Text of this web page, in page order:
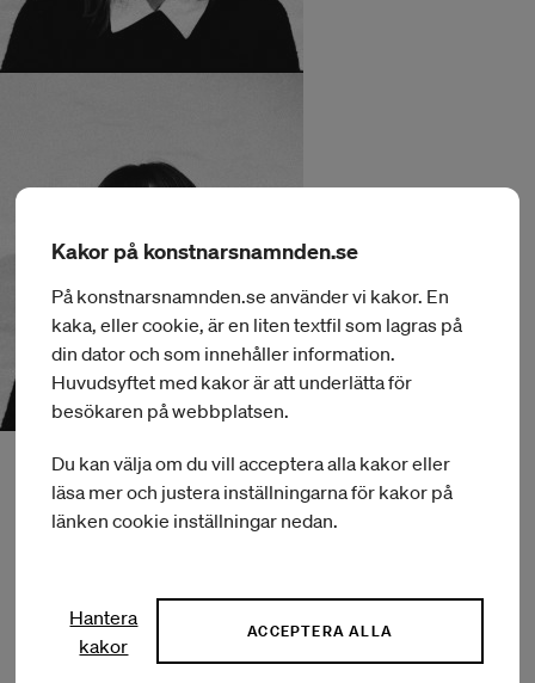
Om Konstnärsnämnden
Kakor på konstnarsnamnden.se
På konstnarsnamnden.se använder vi kakor. En
kaka, eller cookie, är en liten textfil som lagras på
din dator och som innehåller information.
Huvudsyftet med kakor är att underlätta för
besökaren på webbplatsen.
Du kan välja om du vill acceptera alla kakor eller
läsa mer och justera inställningarna för kakor på
länken cookie inställningar nedan.
Hantera
kakor
ACCEPTERA ALLA